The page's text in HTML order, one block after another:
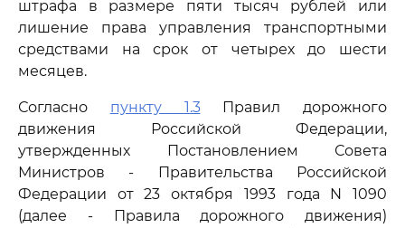
штрафа в размере пяти тысяч рублей или
лишение права управления транспортными
средствами на срок от четырех до шести
месяцев.
Согласно пункту 1.3Правил дорожного
движения Российской Федерации,
утвержденных Постановлением Совета
Министров - Правительства Российской
Федерации от 23 октября 1993 года N 1090
(далее - Правила дорожного движения)